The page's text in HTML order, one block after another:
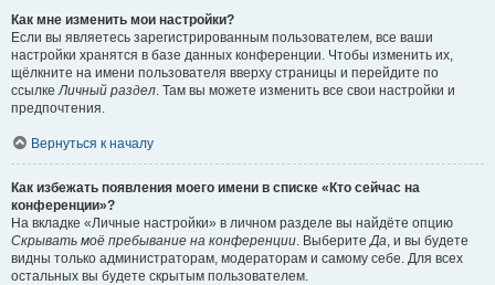
Как мне изменить мои настройки?
Если вы являетесь зарегистрированным пользователем, все ваши
настройки хранятся в базе данных конференции. Чтобы изменить их,
щёлкните на имени пользователя вверху страницы и перейдите по
ссылкеЛичный раздел. Там вы можете изменить все свои настройки и
предпочтения.
Вернуться к началу
Как избежать появления моего имени в списке «Кто сейчас на
конференции»?
На вкладке «Личные настройки» в личном разделе вы найдёте опцию
Скрывать моё пребывание на конференции. ВыберитеДа, и вы будете
видны только администраторам, модераторам и самому себе. Для всех
остальных вы будете скрытым пользователем.